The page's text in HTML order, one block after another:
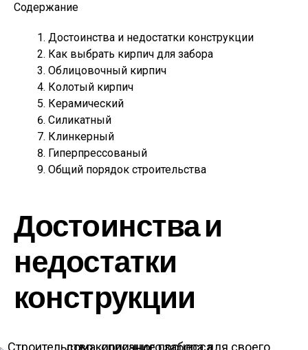
Содержание
Достоинства и недостатки конструкции
Как выбрать кирпич для забора
Облицовочный кирпич
Колотый кирпич
Керамический
Силикатный
Клинкерный
Гиперпрессованый
Общий порядок строительства
Достоинства и
недостатки
конструкции